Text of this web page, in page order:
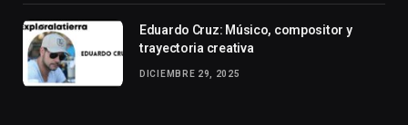
Eduardo Cruz: Músico, compositor y
trayectoria creativa
DICIEMBRE 29, 2025